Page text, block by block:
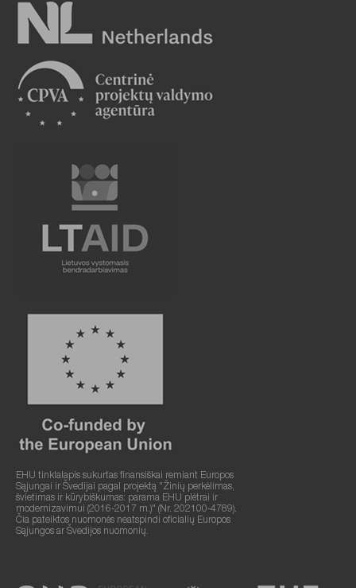
EHU tinklalapis sukurtas finansiškai remiant Europos
Sąjungai ir Švedijai pagal projektą "Žinių perkėlimas,
švietimas ir kūrybiškumas: parama EHU plėtrai ir
modernizavimui (2016-2017 m.)" (Nr. 202100-4789).
Čia pateiktos nuomonės neatspindi oficialių Europos
Sąjungos ar Švedijos nuomonių.